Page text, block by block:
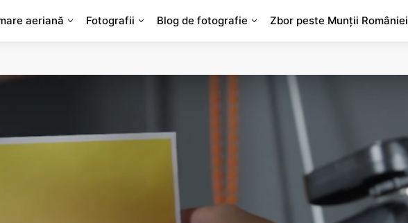
aeriană Fotografii Blog de fotografie Zbor peste Munții României